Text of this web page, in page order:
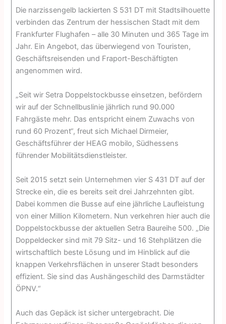
Die narzissengelb lackierten S 531 DT mit Stadtsilhouette
verbinden das Zentrum der hessischen Stadt mit dem
Frankfurter Flughafen – alle 30 Minuten und 365 Tage im
Jahr. Ein Angebot, das überwiegend von Touristen,
Geschäftsreisenden und Fraport-Beschäftigten
angenommen wird.
„Seit wir Setra Doppelstockbusse einsetzen, befördern
wir auf der Schnellbuslinie jährlich rund 90.000
Fahrgäste mehr. Das entspricht einem Zuwachs von
rund 60 Prozent“, freut sich Michael Dirmeier,
Geschäftsführer der HEAG mobilo, Südhessens
führender Mobilitäts­dienstleister.
Seit 2015 setzt sein Unternehmen vier S 431 DT auf der
Strecke ein, die es bereits seit drei Jahrzehnten gibt.
Dabei kommen die Busse auf eine jährliche Laufleistung
von einer Million Kilometern. Nun verkehren hier auch die
Doppelstockbusse der aktuellen Setra Baureihe 500. „Die
Doppeldecker sind mit 79 Sitz- und 16 Stehplätzen die
wirtschaftlich beste Lösung und im Hinblick auf die
knappen Verkehrsflächen in unserer Stadt besonders
effizient. Sie sind das Aushängeschild des Darmstädter
ÖPNV.“
Auch das Gepäck ist sicher untergebracht. Die